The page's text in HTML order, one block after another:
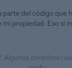
parte del código que
propiedad. Eso sí
Algunos derechos